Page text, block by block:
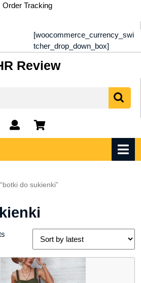
Order Tracking
[woocommerce_currency_swi
tcher_drop_down_box]
Review
My
Account
shopping
cart
do sukienki”